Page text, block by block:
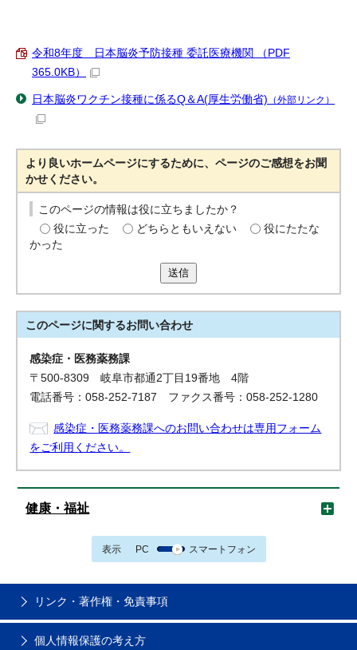
令和8年度 日本脳炎予防接種 委託医療機関 （PDF
365.0KB）
日本脳炎ワクチン接種に係るQ＆A(厚生労働省) （外部リンク）
より良いホームページにするために、ページのご感想をお聞
かせください。
このページの情報は役に立ちましたか？
役に立った
どちらともいえない
役にたたな
かった
送信
このページに関するお問い合わせ
感染症・医務薬務課
〒500-8309 岐阜市都通2丁目19番地 4階
電話番号：058-252-7187 ファクス番号：058-252-1280
感染症・医務薬務課へのお問い合わせは専用フォーム
をご利用ください。
健康・福祉
表示 PC スマートフォン
リンク・著作権・免責事項
個人情報保護の考え方